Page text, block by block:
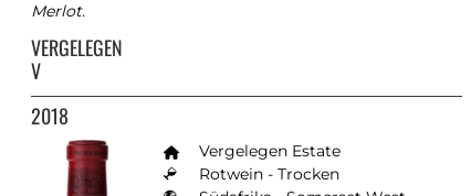
Merlot.
VERGELEGEN
V
2018
Vergelegen Estate
Rotwein - Trocken